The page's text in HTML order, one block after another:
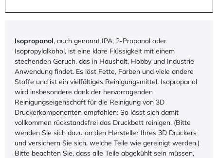
Isopropanol, auch genannt IPA, 2-Propanol oder
Isopropylalkohol, ist eine klare Flüssigkeit mit einem
stechenden Geruch, das in Haushalt, Hobby und Industrie
Anwendung findet. Es löst Fette, Farben und viele andere
Stoffe und ist ein vielfältiges Reinigungsmittel. Isopropanol
wird insbesondere dank der hervorragenden
Reinigungseigenschaft für die Reinigung von 3D
Druckerkomponenten empfohlen: So lässt sich damit
vollkommen rückstandsfrei das Druckbett reinigen. (Bitte
wenden Sie sich dazu an den Hersteller Ihres 3D Druckers
und versichern Sie sich, welche Teile wie gereinigt werden.)
Bitte beachten Sie, dass alle Teile abgekühlt sein müssen,